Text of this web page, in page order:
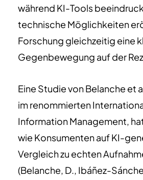
während KI-Tools
technische Möglichkeiten
Forschung gleichzeitig eine
Gegenbewegung auf der
Eine Studie von Belanche et
im renommierten
Information Management,
wie Konsumenten auf KI-
Vergleich zu echten
(Belanche, D., Ibáñez-